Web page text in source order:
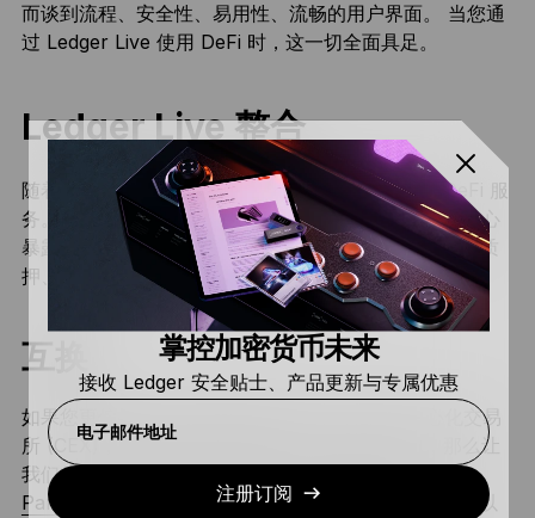
而谈到流程、安全性、易用性、流畅的用户界面。 当您通
过 Ledger Live 使用 DeFi 时，这一切全面具足。
Ledger Live 整合
随着时间的推移，Ledger Live 囊括了越来越多的 DeFi 服
务。 这让用户有机会探索海量的 DeFi 机遇，而不必担心
暴露自己的密钥。这些服务主要分为四个板块：互换、质
押、借出和借入。 让我们来具体了解一下：
互换
如果您更偏好 去中心化交易所
(DEX)，而不是中心化交易
所 (CEX)，因其可为您提供对资金的更强控制力，那么让
我们将其发挥到极致。 Ledger Live 已整合
和
ParaSwap
——两个最广泛使用的 DEX 聚合器。 您可以
掌控加密货币未来
接收 Ledger 安全贴士、产品更新与专属优惠
电子邮件地址
注册订阅